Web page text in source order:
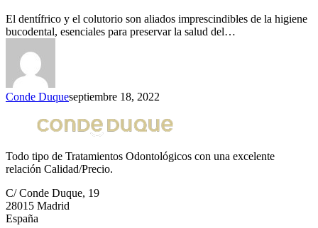
El dentífrico y el colutorio son aliados imprescindibles de la higiene
bucodental, esenciales para preservar la salud del…
Conde Duqueseptiembre 18, 2022
Todo tipo de Tratamientos Odontológicos con una excelente
relación Calidad/Precio.
C/ Conde Duque, 19
28015 Madrid
España